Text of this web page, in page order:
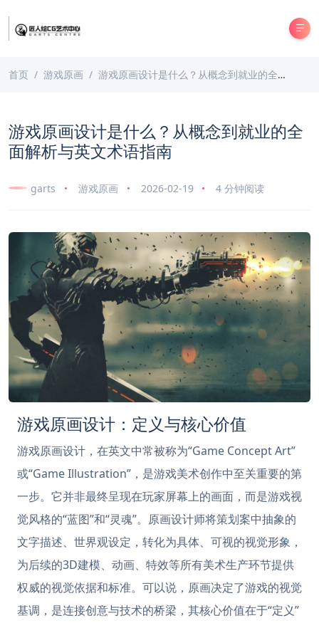
首页 游戏原画 游戏原画设计是什么？从概念到就业的全面解析与英文术语指南
游戏原画设计是什么？从概念到就业的全
面解析与英文术语指南
garts 游戏原画 2026-02-19 4 分钟阅读
游戏原画设计：定义与核心价值
游戏原画设计，在英文中常被称为“Game Concept Art”
或“Game Illustration”，是游戏美术创作中至关重要的第
一步。它并非最终呈现在玩家屏幕上的画面，而是游戏视
觉风格的“蓝图”和“灵魂”。原画设计师将策划案中抽象的
文字描述、世界观设定，转化为具体、可视的视觉形象，
为后续的3D建模、动画、特效等所有美术生产环节提供
权威的视觉依据和标准。可以说，原画决定了游戏的视觉
基调，是连接创意与技术的桥梁，其核心价值在于“定义”